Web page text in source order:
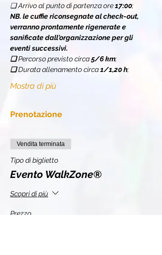
❏ Arrivo al punto di partenza ore 17:00;
NB. le cuffie riconsegnate al check-out,
verranno prontamente rigenerate e
sanificate dall'organizzazione per gli
eventi successivi.
❏ Percorso previsto circa 5/6 km;
❏ Durata allenamento circa 1/1,20 h;
Mostra di più
Prenotazione
Vendita terminata
Tipo di biglietto
Evento WalkZone®
Scopri di più
Prezzo